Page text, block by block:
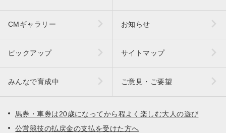
CMギャラリー お知らせ
ピックアップ サイトマップ
みんなで育成中 ご意見・ご要望
馬券・車券は20歳になってから程よく楽しむ大人の遊び
公営競技の払戻金の支払を受けた方へ